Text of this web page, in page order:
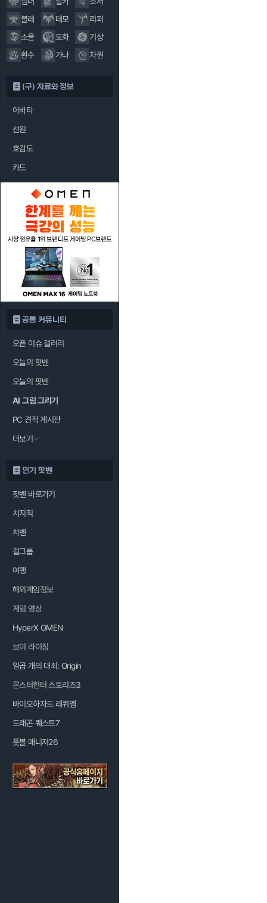
블레
데모
리퍼
소울
도화
기상
환수
가나 차원
(구) 자료와 정보
아바타
선원
호감도
카드
공통 커뮤니티
오픈 이슈 갤러리
오늘의 핫벤
오늘의 팟벤
AI 그림 그리기
PC 견적 게시판
더보기
인기 팟벤
팟벤 바로가기
치지직
차벤
걸그룹
여행
해외게임정보
게임 영상
HyperX OMEN
브이 라이징
일곱 개의 대죄: Origin
몬스터헌터 스토리즈3
바이오하자드 레퀴엠
드래곤 퀘스트7
풋볼 매니저26